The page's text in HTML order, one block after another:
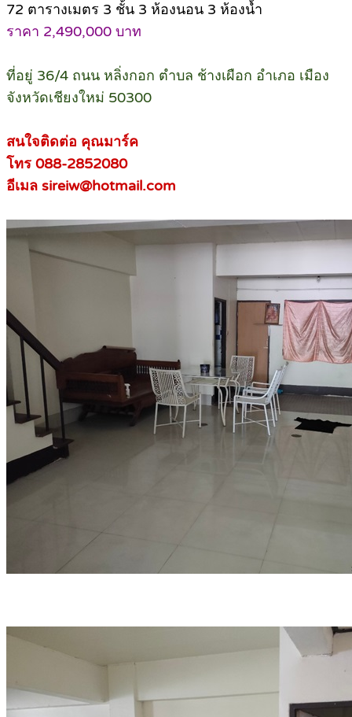
72 ตารางเมตร 3 ชั้น 3 ห้องนอน 3 ห้องน้ำ
ราคา 2,490,000 บาท
ที่อยู่ 36/4 ถนน หลิ่งกอก ตำบล ช้างเผือก อำเภอ เมือง
จังหวัดเชียงใหม่ 50300
สนใจติดต่อ คุณมาร์ค
โทร 088-2852080
อีเมล sireiw@hotmail.com